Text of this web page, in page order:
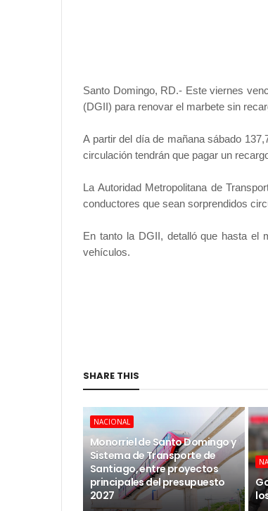
Santo Domingo, RD.- Este viernes
(DGII) para renovar el marbete sin
A partir del día de mañana sábado
circulación tendrán que pagar un
La Autoridad Metropolitana de
conductores que sean sorprendidos
En tanto la DGII, detalló que hasta el
vehículos.
SHARE THIS
NACIONAL
Monorriel de Santo Domingo y
Sistema de Transporte de
Santiago, entre proyectos
principales del presupuesto
2027